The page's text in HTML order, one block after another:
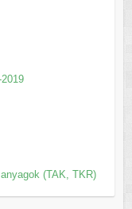
(TAK, TKR)